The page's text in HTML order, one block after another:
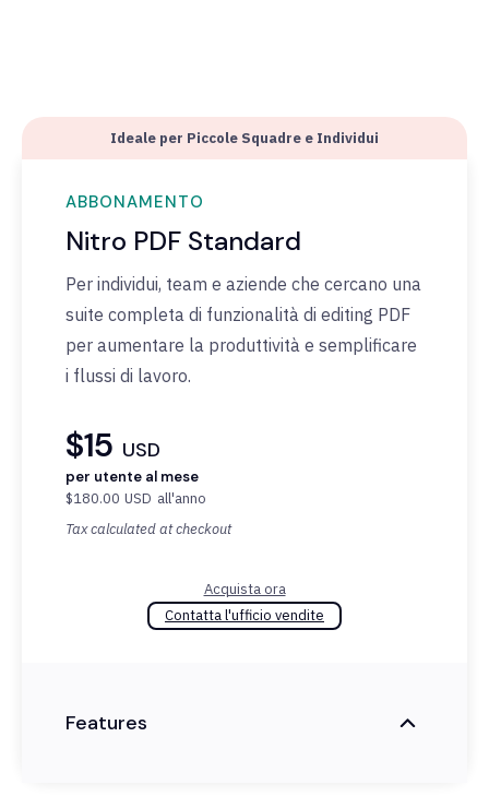
Ideale per Piccole Squadre e Individui
ABBONAMENTO
Nitro PDF Standard
Per individui, team e aziende che cercano una
suite completa di funzionalità di editing PDF
per aumentare la produttività e semplificare
i flussi di lavoro.
$15 USD
per utente al mese
$180.00 USD all'anno
Tax calculated at checkout
Acquista ora
Contatta l'ufficio vendite
Features